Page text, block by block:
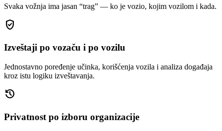
Svaka vožnja ima jasan “trag” — ko je vozio, kojim vozilom i kada.
gpp_good
Izveštaji po vozaču i po vozilu
Jednostavno poređenje učinka, korišćenja vozila i analiza događaja
kroz istu logiku izveštavanja.
history
Privatnost po izboru organizacije